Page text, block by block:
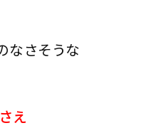
なさそうな
え